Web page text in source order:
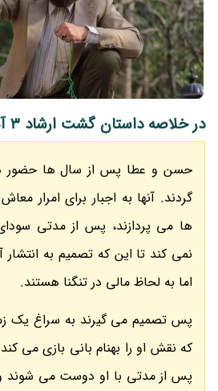
در خلاصه داستان گشت ارشاد 3 آمده است:
حسن و عطا پس از سال ها حضور
گردند. آنها به اجبار برای امرار
ها می پردازند، پس از مدتی سودای
نمی کند تا این که تصمیم به انتشار
اما به لحاظ مالی در تنگنا هستند.
پس تصمیم می گیرند به سراغ یک
که نقش او را بهنام بانی بازی می کند
پس از مدتی با او دوست می شوند